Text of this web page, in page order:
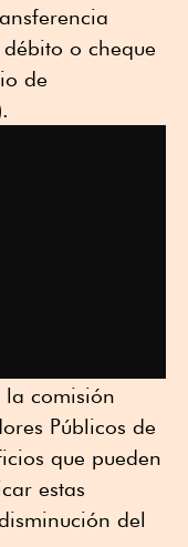
o cheque
de
la comisión
Públicos de
que pueden
estas
del